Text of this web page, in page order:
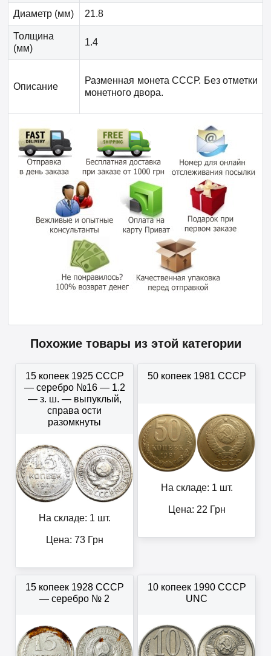
Диаметр (мм) 21.8
Толщина
(мм)
1.4
Описание
Разменная монета СССР. Без отметки
монетного двора.
Похожие товары из этой категории
15 копеек 1925 СССР
— серебро №16 — 1.2
— з. ш. — выпуклый,
справа ости
разомкнуты
На складе: 1 шт.
Цена: 73Грн
50 копеек 1981 СССР
На складе: 1 шт.
Цена: 22 Грн
15 копеек 1928 СССР
— серебро № 2
10 копеек 1990 СССР
UNC